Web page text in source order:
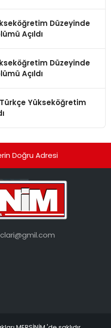
Düzeyinde
Açıldı
Düzeyinde
Açıldı
Yükseköğretim
Doğru Adresi